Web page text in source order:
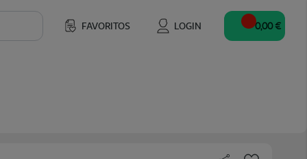
FAVORITOS LOGIN 0,00 €